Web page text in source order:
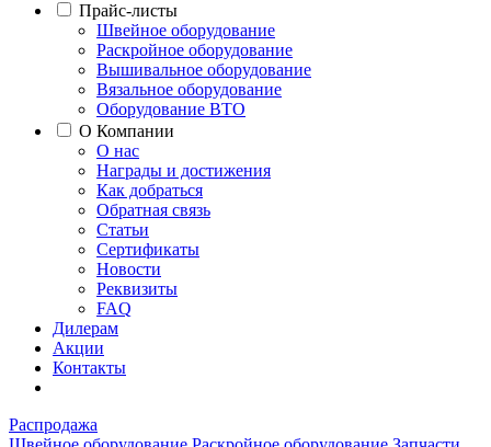
Прайс-листы
Швейное оборудование
Раскройное оборудование
Вышивальное оборудование
Вязальное оборудование
Оборудование ВТО
О Компании
О нас
Награды и достижения
Как добраться
Обратная связь
Статьи
Сертификаты
Новости
Реквизиты
FAQ
Дилерам
Акции
Контакты
Распродажа